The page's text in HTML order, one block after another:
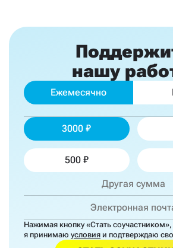
нашу
Ежемесячно
3000
500
Нажимая кнопку «Стать соучастником»,
я принимаю условия и подтверждаю